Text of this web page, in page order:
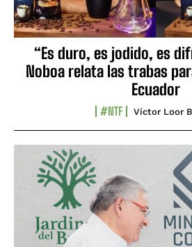
“Es duro, es jodido, es
Noboa relata las trabas
Ecuador
#NTF Víctor Loor